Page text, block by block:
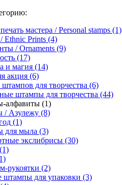
мастера / Personal stamps (1)
Ethnic Prints (4)
/ Ornaments (9)
(17)
и магия (14)
акция (6)
для творчества (6)
штампы для творчества (44)
алфавиты (1)
/ Азулежу (8)
(1)
для мыла (3)
экслибрисы (30)
рукоятки (2)
штампы для упаковки (3)